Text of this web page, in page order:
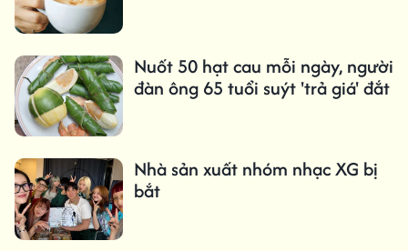
Nuốt 50 hạt cau mỗi ngày, người
đàn ông 65 tuổi suýt 'trả giá' đắt
Nhà sản xuất nhóm nhạc XG bị
bắt